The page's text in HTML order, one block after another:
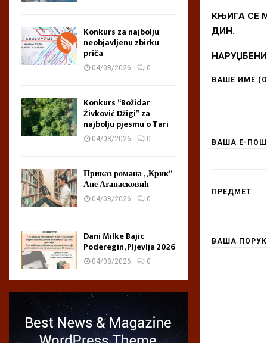
КЊИГА СЕ
ДИН.
ВАШЕ ИМЕ
ВАША Е-
ПРЕДМЕТ
ВАША
Konkurs za najbolju
neobjavljenu zbirku
priča
04/08/2026 0
Konkurs “Božidar
Živković Džigi” za
najbolju pjesmu o Tari
04/08/2026 0
Приказ романа „Крик“
Ане Атанасковић
04/08/2026 0
Dani Milke Bajic
Poderegin, Pljevlja 2026
04/08/2026 0